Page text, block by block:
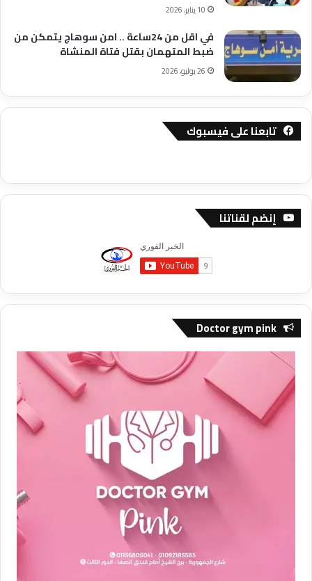
10 يناير، 2026
في اقل من 24ساعة .. امن سوهاج يتمكن من
ضبط المتهمان بقتل فتاة المنشاة
26 يوليو، 2026
تابعنا على فيسبوك
إنضم لقناتنا
Doctor gym pink